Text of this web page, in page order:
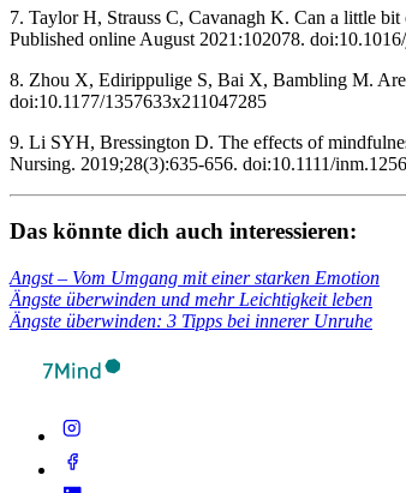
7. Taylor H, Strauss C, Cavanagh K. Can a little
Published online August 2021:102078.
8. Zhou X, Edirippulige S, Bai X, Bambling M. Are
doi:10.1177/1357633x211047285 ‌
9. Li SYH, Bressington D. The effects of
Nursing. 2019;28(3):635-656. doi:10.1111/
Das könnte dich auch inter­es­sie­ren:
Angst – Vom Umgang mit einer star­ken Emo­tion
Ängste über­win­den und mehr Leich­tig­keit leben
Ängste über­win­den: 3 Tipps bei inne­rer Unruhe